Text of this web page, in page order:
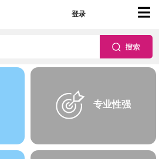
登录
专业性强